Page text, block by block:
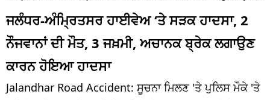
ਕਰਿਅਰ
ਮਨੋਰੰਜਨ
ਦੇਸ਼
ਜਲੰਧਰ-ਅੰਮ੍ਰਿਤਸਰ ਹਾਈਵੇਅ ‘ਤੇ ਸੜਕ ਹਾਦਸਾ, 2
ਨੌਜਵਾਨਾਂ ਦੀ ਮੌਤ, 3 ਜਖ਼ਮੀ, ਅਚਾਨਕ ਬ੍ਰੇਕ ਲਗਾਉਣ
ਕਾਰਨ ਹੋਇਆ ਹਾਦਸਾ
Jalandhar Road Accident: ਸੂਚਨਾ ਮਿਲਣ 'ਤੇ ਪੁਲਿਸ ਮੌਕੇ 'ਤੇ